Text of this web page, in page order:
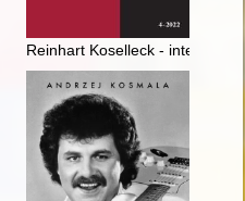
the Polish troops’ stay in 1557
Reinhart Koselleck -